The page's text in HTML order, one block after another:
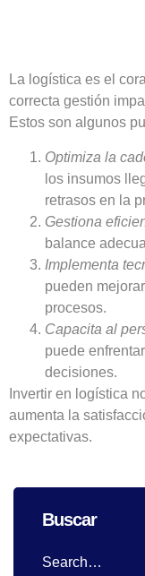
La logística es el
correcta gestión
Estos son algunos
Optimiza la
los insumos
retrasos en la
Gestiona
balance
Implementa
pueden
procesos.
Capacita al
puede
decisiones.
Invertir en logística
aumenta la
expectativas.
Buscar